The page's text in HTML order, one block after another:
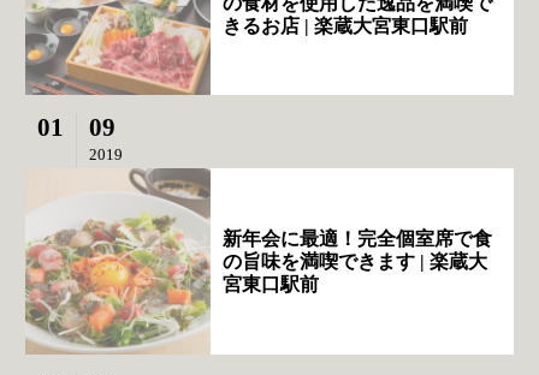
きるお店 | 楽蔵大宮東口駅前
01 09
2019
新年会に最適！完全個室席で食
の旨味を満喫できます | 楽蔵大
宮東口駅前